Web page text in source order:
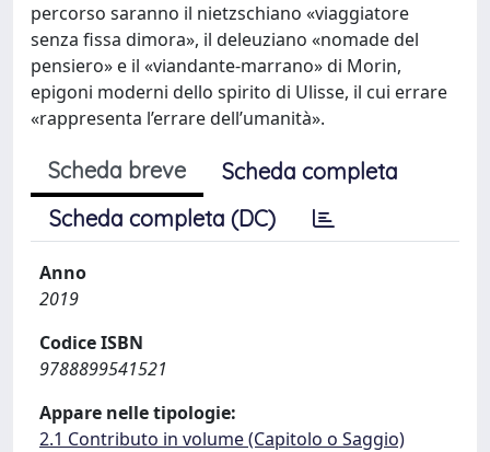
percorso saranno il nietzschiano «viaggiatore
senza fissa dimora», il deleuziano «nomade del
pensiero» e il «viandante-marrano» di Morin,
epigoni moderni dello spirito di Ulisse, il cui errare
«rappresenta l’errare dell’umanità».
Scheda breve
Scheda completa
Scheda completa (DC)
Anno
2019
Codice ISBN
9788899541521
Appare nelle tipologie:
2.1 Contributo in volume (Capitolo o Saggio)